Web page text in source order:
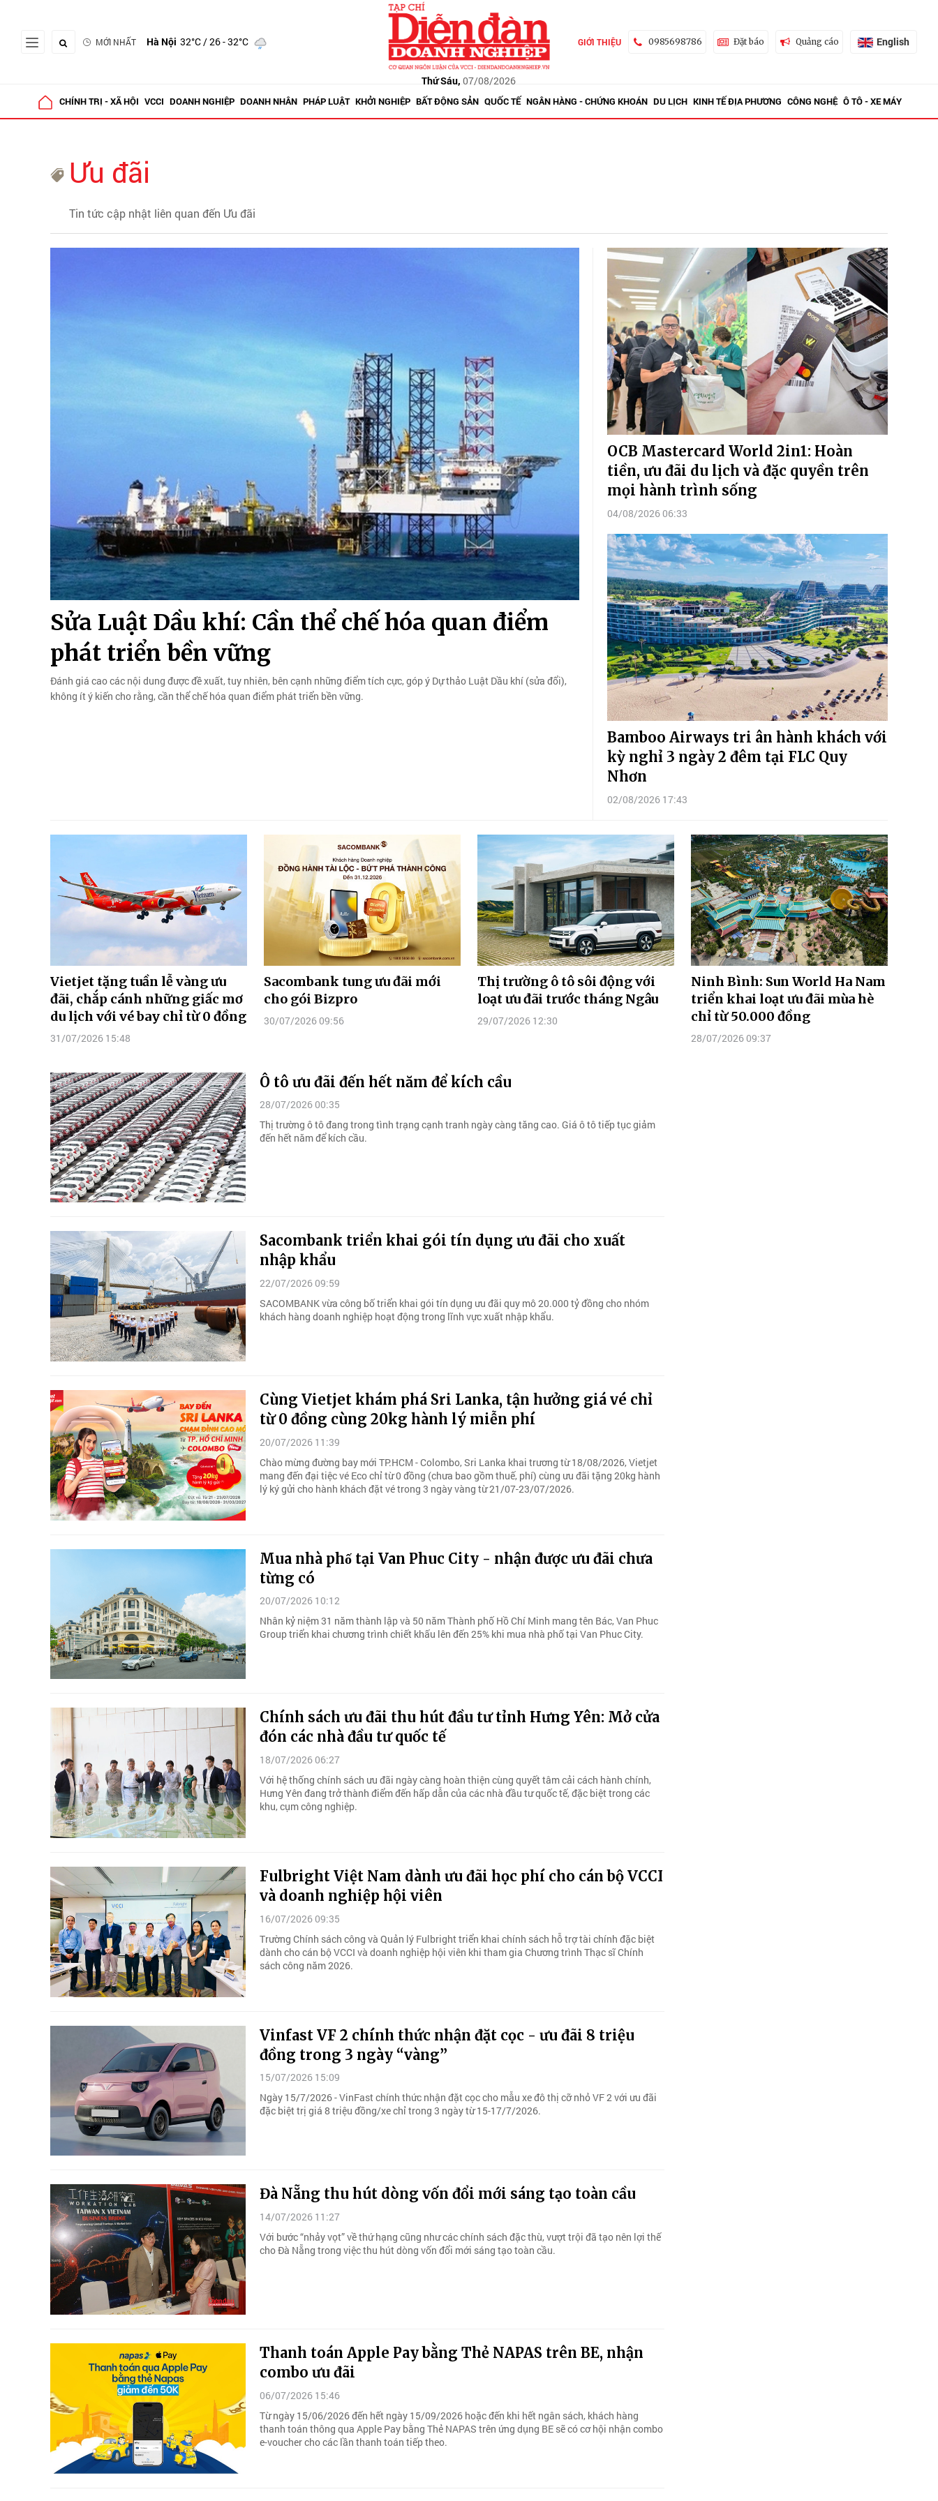
MỚI NHẤT Hà Nội 32°C/ 26 - 32°C
Thứ Sáu, 07/08/2026
GIỚI THIỆU 0985698786 Đặt báo Quảng cáo English
CHÍNH TRỊ - XÃ HỘI VCCI DOANH NGHIỆP DOANH NHÂN PHÁP LUẬT KHỞI NGHIỆP BẤT ĐỘNG SẢN QUỐC TẾ NGÂN HÀNG - CHỨNG KHOÁN DU LỊCH KINH TẾ ĐỊA PHƯƠNG CÔNG NGHỆ Ô TÔ - XE MÁY
Ưu đãi
Tin tức cập nhật liên quan đến Ưu đãi
Sửa Luật Dầu khí: Cần thể chế hóa quan điểm
phát triển bền vững
Đánh giá cao các nội dung được đề xuất, tuy nhiên, bên cạnh những điểm tích cực, góp ý Dự thảo Luật Dầu khí (sửa đổi),
không ít ý kiến cho rằng, cần thể chế hóa quan điểm phát triển bền vững.
OCB Mastercard World 2in1: Hoàn
tiền, ưu đãi du lịch và đặc quyền trên
mọi hành trình sống
04/08/2026 06:33
Bamboo Airways tri ân hành khách với
kỳ nghỉ 3 ngày 2 đêm tại FLC Quy
Nhơn
02/08/2026 17:43
Vietjet tặng tuần lễ vàng ưu
đãi, chắp cánh những giấc mơ
du lịch với vé bay chỉ từ 0 đồng
31/07/2026 15:48
Sacombank tung ưu đãi mới
cho gói Bizpro
30/07/2026 09:56
Thị trường ô tô sôi động với
loạt ưu đãi trước tháng Ngâu
29/07/2026 12:30
Ninh Bình: Sun World Ha Nam
triển khai loạt ưu đãi mùa hè
chỉ từ 50.000 đồng
28/07/2026 09:37
Ô tô ưu đãi đến hết năm để kích cầu
28/07/2026 00:35
Thị trường ô tô đang trong tình trạng cạnh tranh ngày càng tăng cao. Giá ô tô tiếp tục giảm
đến hết năm để kích cầu.
Sacombank triển khai gói tín dụng ưu đãi cho xuất
nhập khẩu
22/07/2026 09:59
SACOMBANK vừa công bố triển khai gói tín dụng ưu đãi quy mô 20.000 tỷ đồng cho nhóm
khách hàng doanh nghiệp hoạt động trong lĩnh vực xuất nhập khẩu.
Cùng Vietjet khám phá Sri Lanka, tận hưởng giá vé chỉ
từ 0 đồng cùng 20kg hành lý miễn phí
20/07/2026 11:39
Chào mừng đường bay mới TP.HCM - Colombo, Sri Lanka khai trương từ 18/08/2026, Vietjet
mang đến đại tiệc vé Eco chỉ từ 0 đồng (chưa bao gồm thuế, phí) cùng ưu đãi tặng 20kg hành
lý ký gửi cho hành khách đặt vé trong 3 ngày vàng từ 21/07-23/07/2026.
Mua nhà phố tại Van Phuc City - nhận được ưu đãi chưa
từng có
20/07/2026 10:12
Nhân kỷ niệm 31 năm thành lập và 50 năm Thành phố Hồ Chí Minh mang tên Bác, Van Phuc
Group triển khai chương trình chiết khấu lên đến 25% khi mua nhà phố tại Van Phuc City.
Chính sách ưu đãi thu hút đầu tư tỉnh Hưng Yên: Mở cửa
đón các nhà đầu tư quốc tế
18/07/2026 06:27
Với hệ thống chính sách ưu đãi ngày càng hoàn thiện cùng quyết tâm cải cách hành chính,
Hưng Yên đang trở thành điểm đến hấp dẫn của các nhà đầu tư quốc tế, đặc biệt trong các
khu, cụm công nghiệp.
Fulbright Việt Nam dành ưu đãi học phí cho cán bộ VCCI
và doanh nghiệp hội viên
16/07/2026 09:35
Trường Chính sách công và Quản lý Fulbright triển khai chính sách hỗ trợ tài chính đặc biệt
dành cho cán bộ VCCI và doanh nghiệp hội viên khi tham gia Chương trình Thạc sĩ Chính
sách công năm 2026.
Vinfast VF 2 chính thức nhận đặt cọc - ưu đãi 8 triệu
đồng trong 3 ngày “vàng”
15/07/2026 15:09
Ngày 15/7/2026 - VinFast chính thức nhận đặt cọc cho mẫu xe đô thị cỡ nhỏ VF 2 với ưu đãi
đặc biệt trị giá 8 triệu đồng/xe chỉ trong 3 ngày từ 15-17/7/2026.
Đà Nẵng thu hút dòng vốn đổi mới sáng tạo toàn cầu
14/07/2026 11:27
Với bước “nhảy vọt” về thứ hạng cũng như các chính sách đặc thù, vượt trội đã tạo nên lợi thế
cho Đà Nẵng trong việc thu hút dòng vốn đổi mới sáng tạo toàn cầu.
Thanh toán Apple Pay bằng Thẻ NAPAS trên BE, nhận
combo ưu đãi
06/07/2026 15:46
Từ ngày 15/06/2026 đến hết ngày 15/09/2026 hoặc đến khi hết ngân sách, khách hàng
thanh toán thông qua Apple Pay bằng Thẻ NAPAS trên ứng dụng BE sẽ có cơ hội nhận combo
e-voucher cho các lần thanh toán tiếp theo.